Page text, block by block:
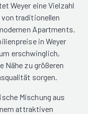
Weyer eine Vielzahl
traditionellen
Apartments.
in Weyer
erschwinglich,
Nähe zu größeren
sorgen.
Mischung aus
attraktiven